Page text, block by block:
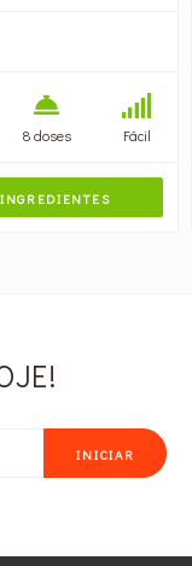
8 doses Fácil
INICIAR